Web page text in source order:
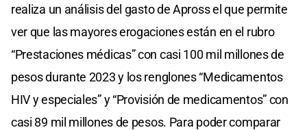
realiza un análisis del gasto de Apross el que permite
ver que las mayores erogaciones están en el rubro
“Prestaciones médicas” con casi 100 mil millones de
pesos durante 2023 y los renglones “Medicamentos
HIV y especiales” y “Provisión de medicamentos” con
casi 89 mil millones de pesos. Para poder comparar